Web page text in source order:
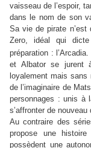
vaisseau de l’espoir,
dans le nom de son
Sa vie de pirate n’est
Zero, idéal qui
préparation : l’Arcadia.
et Albator se jurent
loyalement mais
de l’imaginaire de
personnages : unis à
s’affronter de nouveau
Au contraire des
propose une
possèdent une